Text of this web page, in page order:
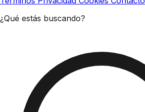
¿Qué estás buscando?